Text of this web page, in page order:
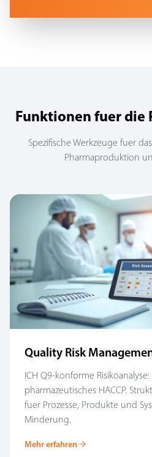
Funktionen fuer die
Spezifische Werkzeuge fuer
Pharmaproduktion
Quality Risk
ICH Q9-konforme Risikoanalyse:
pharmazeutisches HACCP.
fuer Prozesse, Produkte und
Minderung.
Mehr erfahren